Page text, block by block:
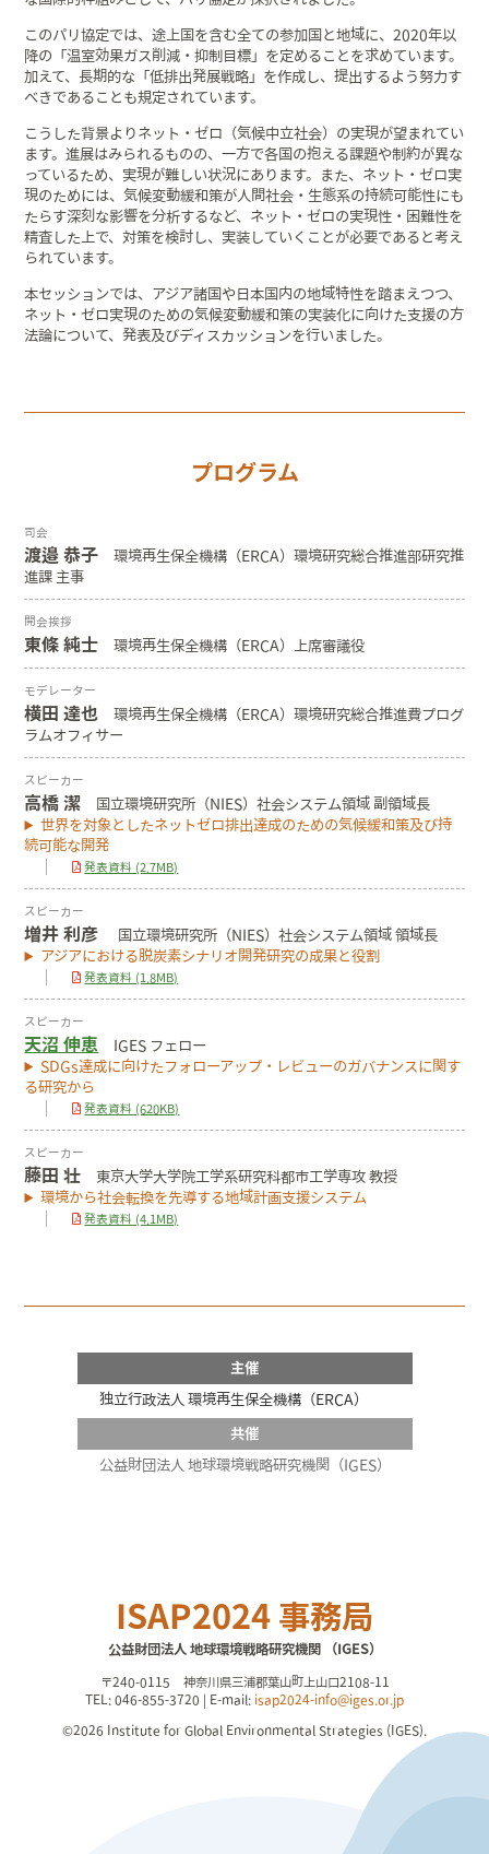
このパリ協定では、途上国を含む全ての参加国と地域に、2020年以
降の「温室効果ガス削減・抑制目標」を定めることを求めています。
加えて、長期的な「低排出発展戦略」を作成し、提出するよう努力す
べきであることも規定されています。
こうした背景よりネット・ゼロ（気候中立社会）の実現が望まれてい
ます。進展はみられるものの、一方で各国の抱える課題や制約が異な
っているため、実現が難しい状況にあります。また、ネット・ゼロ実
現のためには、気候変動緩和策が人間社会・生態系の持続可能性にも
たらす深刻な影響を分析するなど、ネット・ゼロの実現性・困難性を
精査した上で、対策を検討し、実装していくことが必要であると考え
られています。
本セッションでは、アジア諸国や日本国内の地域特性を踏まえつつ、
ネット・ゼロ実現のための気候変動緩和策の実装化に向けた支援の方
法論について、発表及びディスカッションを行いました。
プログラム
司会
渡邉 恭子 環境再生保全機構（ERCA）環境研究総合推進部研究推
進課 主事
開会挨拶
東條 純士 環境再生保全機構（ERCA）上席審議役
モデレーター
横田 達也 環境再生保全機構（ERCA）環境研究総合推進費プログ
ラムオフィサー
スピーカー
高橋 潔 国立環境研究所（NIES）社会システム領域 副領域長
世界を対象としたネットゼロ排出達成のための気候緩和策及び持
続可能な開発
発表資料 (2.7MB)
スピーカー
増井 利彦
国立環境研究所（NIES）社会システム領域 領域長
アジアにおける脱炭素シナリオ開発研究の成果と役割
発表資料 (1.8MB)
スピーカー
天沼 伸恵
IGES フェロー
SDGs達成に向けたフォローアップ・レビューのガバナンスに関す
る研究から
発表資料 (620KB)
スピーカー
藤田 壮 東京大学大学院工学系研究科都市工学専攻 教授
環境から社会転換を先導する地域計画支援システム
発表資料 (4.1MB)
主催
独立行政法人 環境再生保全機構（ERCA）
共催
公益財団法人 地球環境戦略研究機関（IGES）
ISAP2024 事務局
公益財団法人 地球環境戦略研究機関 （IGES）
〒240-0115 神奈川県三浦郡葉山町上山口2108-11
TEL: 046-855-3720 | E-mail: isap2024-info@iges.or.jp
©2026 Institute for Global Environmental Strategies (IGES).